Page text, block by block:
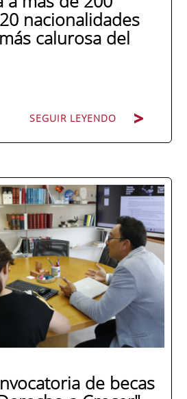
nacionalidades
calurosa del
SEGUIR LEYENDO
2026 de ENAE Business
en una de las más
la historia de la escuela
celebrada en Murcia
de 600 asistentes.
vicepresidente senior de
en Estados Unidos
de becas